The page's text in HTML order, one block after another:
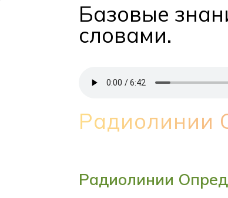
Базовые
словами.
Радиолинии
Радиолинии